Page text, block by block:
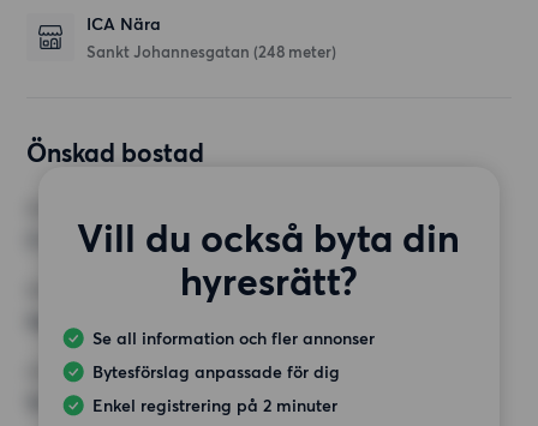
ICA Nära
Sankt Johannesgatan (248 meter)
Önskad bostad
Vill du också byta din
hyresrätt?
Se all information och fler annonser
Bytesförslag anpassade för dig
Enkel registrering på 2 minuter
MINST ANTAL KVADRATMETER
HÖGSTA HYRA
12 500 kr